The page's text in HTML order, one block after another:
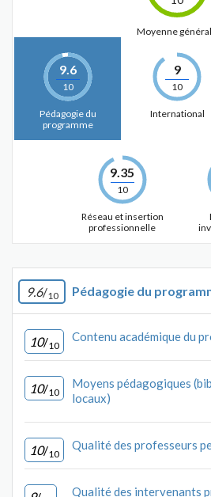
Moyenne
9.6
10
Pédagogie du
programme
9
10
International
9.35
10
Réseau et insertion
professionnelle
9.6/10 Pédagogie du
10/10
Contenu académique du
10/10
Moyens pédagogiques
locaux)
10/10
Qualité des professeurs
Qualité des intervenants